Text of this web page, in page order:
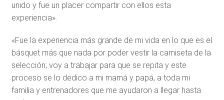
unido y fue un placer compartir con ellos esta
experiencia».
«Fue la experiencia más grande de mi vida en lo que es el
básquet más que nada por poder vestir la camiseta de la
selección; voy a trabajar para que se repita y este
proceso se lo dedico a mi mamá y papá, a toda mi
familia y entrenadores que me ayudaron a llegar hasta